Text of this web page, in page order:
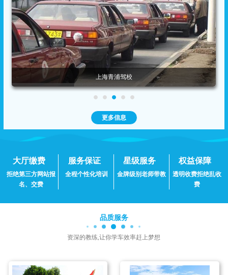
上海青浦驾校
更多信息
大厅缴费
拒绝第三方网站报
名、交费
服务保证
全程个性化培训
星级服务
金牌级别老师带教
权益保障
透明收费拒绝乱收
费
品质服务
资深的教练,让你学车效率赶上梦想